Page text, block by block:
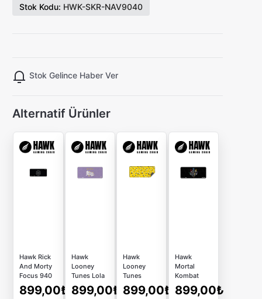
Stok Kodu: HWK-SKR-NAV9040
Stok Gelince Haber Ver
Alternatif Ürünler
Hawk Rick
And Morty
Focus 940
Mousepad
899,00₺
Hawk
Looney
Tunes Lola
Bunny 940
Mousepad
899,00₺
Hawk
Looney
Tunes
Tweety 940
Mousepad
899,00₺
Hawk
Mortal
Kombat
Fighters
940
899,00₺